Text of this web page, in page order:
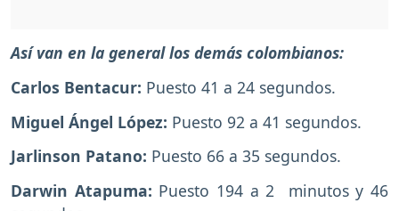
Así van en la general los demás colombianos:
Carlos Bentacur: Puesto 41 a 24 segundos.
Miguel Ángel López: Puesto 92 a 41 segundos.
Jarlinson Patano: Puesto 66 a 35 segundos.
Darwin Atapuma: Puesto 194 a 2 minutos y 46